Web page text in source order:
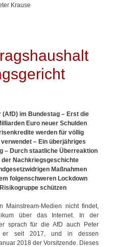
im Bundestag – Erst die
Euro neuer Schulden
werden für völlig
– Ein überjähriges
– Durch staatliche Überreaktion
Nachkriegsgeschichte
Maßnahmen
folgenschweren Lockdown
schützen
Medien nicht findet,
über das Internet. In der
sprach für die AfD auch Peter
er seit 2017, und in dessen
2018 der Vorsitzende. Dieses